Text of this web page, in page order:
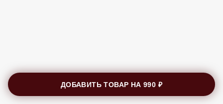
ДОБАВИТЬ ТОВАР НА990 ₽